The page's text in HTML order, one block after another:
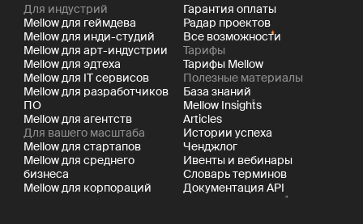
Для индустрий
Mellow для геймдева
Mellow для инди-студий
Mellow для арт-индустрии
Mellow для эдтеха
Mellow для IT сервисов
Mellow для разработчиков
ПО
Mellow для агентств
Для вашего масштаба
Mellow для стартапов
Mellow для среднего
бизнеса
Mellow для корпораций
Гарантия оплаты
Радар проектов
Все возможности
Тарифы
Тарифы Mellow
Полезные материалы
База знаний
Mellow Insights
Articles
Истории успеха
Ченджлог
Ивенты и вебинары
Словарь терминов
Документация API